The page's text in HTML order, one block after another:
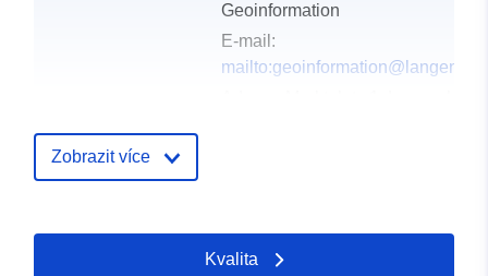
Geoinformation
E-mail:
Katalogový
Přidáno do data.europa.eu:
21 February 2026
Zobrazit více
Kvalita